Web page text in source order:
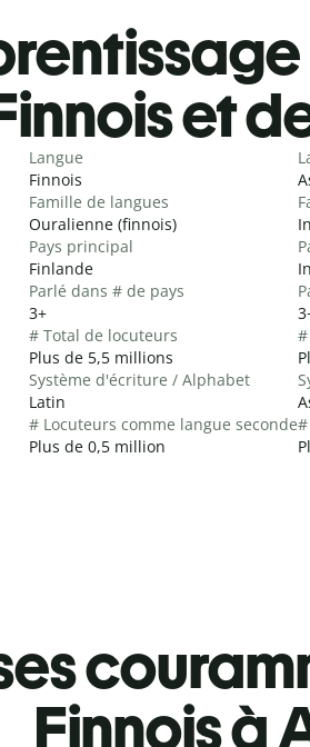
et
Langue
Finnois
Famille de langues
Ouralienne (finnois)
Pays principal
Finlande
Parlé dans # de pays
3+
# Total de locuteurs
Plus de 5,5 millions
Système d'écriture / Alphabet
Latin
# Locuteurs comme langue seconde
Plus de 0,5 million
Finnois à